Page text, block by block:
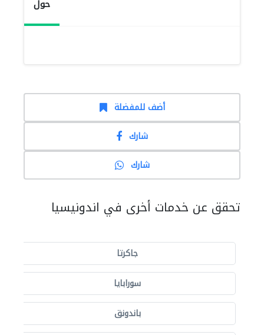
حول
أضف للمفضلة
شارك
شارك
تحقق عن خدمات أخرى في اندونيسيا
جاكرتا
سورابايا
باندونق